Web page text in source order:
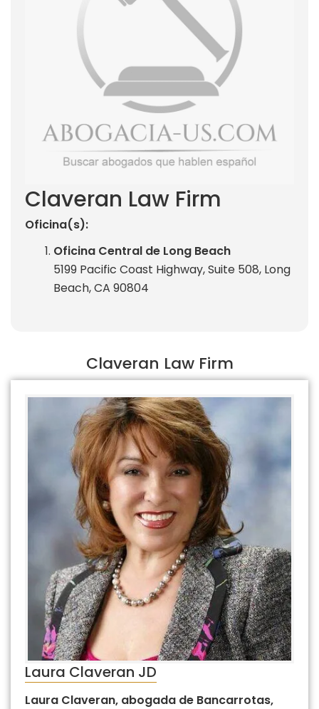
Claveran Law Firm
Oficina(s):
Oficina Central de Long Beach
5199 Pacific Coast Highway, Suite 508, Long
Beach, CA 90804
Claveran Law Firm
Laura Claveran JD
Laura Claveran, abogada de Bancarrotas,